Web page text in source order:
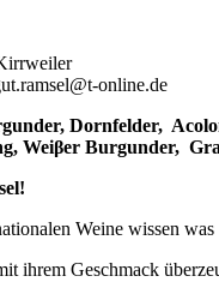
online.de
Dornfelder,
Weiβer Burgunder,
Weine wissen was
ihrem Geschmack